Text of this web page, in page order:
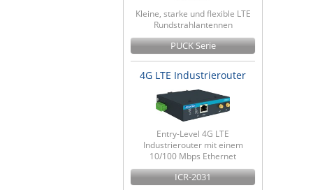
Kleine, starke und flexible LTE
Rundstrahlantennen
PUCK Serie
4G LTE Industrierouter
Entry-Level 4G LTE
Industrierouter mit einem
10/100 Mbps Ethernet
ICR-2031